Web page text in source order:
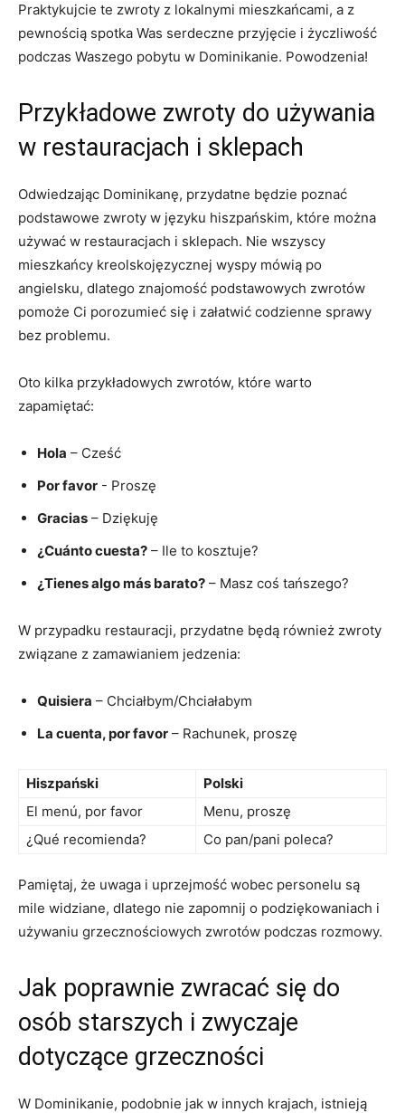
Praktykujcie te ‍zwroty z ​lokalnymi mieszkańcami, a z
pewnością spotka Was serdeczne przyjęcie i życzliwość
podczas Waszego pobytu w Dominikanie. Powodzenia!
Przykładowe zwroty do używania
w restauracjach i sklepach
Odwiedzając Dominikanę, przydatne będzie poznać
podstawowe zwroty w‌ języku hiszpańskim, które można⁣
używać w restauracjach i sklepach. Nie wszyscy
mieszkańcy kreolskojęzycznej wyspy mówią po
angielsku, dlatego⁢ znajomość podstawowych zwrotów
pomoże Ci porozumieć się i załatwić codzienne sprawy
bez problemu.
Oto kilka przykładowych zwrotów, które warto
zapamiętać:
Hola – Cześć
Por favor ‌- Proszę
Gracias – Dziękuję
¿Cuánto cuesta? – Ile to kosztuje?
¿Tienes algo⁢ más barato? – Masz coś⁤ tańszego?
W przypadku restauracji,⁢ przydatne będą również zwroty
związane z zamawianiem jedzenia:
Quisiera – Chciałbym/Chciałabym
La cuenta,​ por favor – Rachunek, proszę
Hiszpański
Polski
El menú, por favor
Menu, proszę
¿Qué recomienda?
Co pan/pani poleca?
Pamiętaj, że uwaga i uprzejmość wobec personelu są
mile ⁣widziane, dlatego nie zapomnij o⁤ podziękowaniach i
używaniu grzecznościowych⁣ zwrotów ⁢podczas rozmowy.
Jak poprawnie zwracać się do
osób starszych i ⁢zwyczaje⁤
dotyczące grzeczności
W Dominikanie, podobnie jak w innych krajach, istnieją‌